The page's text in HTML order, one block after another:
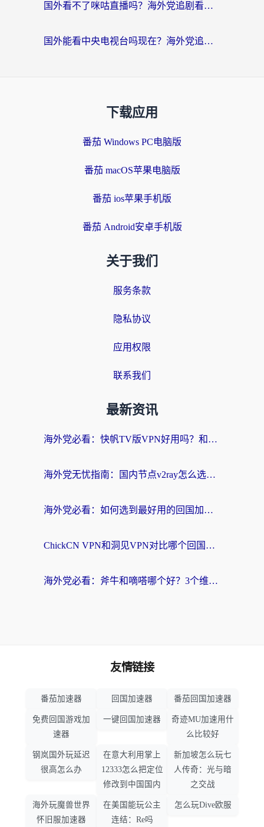
国外看不了咪咕直播吗？海外党追剧看片的加速器选择指南
国外能看中央电视台吗现在？海外党追剧看央视的实用指南
下载应用
番茄 Windows PC电脑版
番茄 macOS苹果电脑版
番茄 ios苹果手机版
番茄 Android安卓手机版
关于我们
服务条款
隐私协议
应用权限
联系我们
最新资讯
海外党必看：快帆TV版VPN好用吗？和快游VPN对比哪个回国效果更好？附实用避坑指南
海外党无忧指南：国内节点v2ray怎么选？一键回国VPN+多场景实测帮你避坑
海外党必看：如何选到最好用的回国加速器？从节点到售后的全维度指南
ChickCN VPN和洞见VPN对比哪个回国效果更好？海外党亲测3款加速器+避坑指南
海外党必看：斧牛和嘀嗒哪个好？3个维度教你选对回国加速器
友情链接
番茄加速器 回国加速器 番茄回国加速器
免费回国游戏加
速器
一键回国加速器
奇迹MU加速用什
么比较好
钢岚国外玩延迟
很高怎么办
在意大利用掌上
12333怎么把定位
修改到中国国内
新加坡怎么玩七
人传奇：光与暗
之交战
海外玩魔兽世界
怀旧服加速器
在美国能玩公主
连结：Re吗
怎么玩Dive欧服